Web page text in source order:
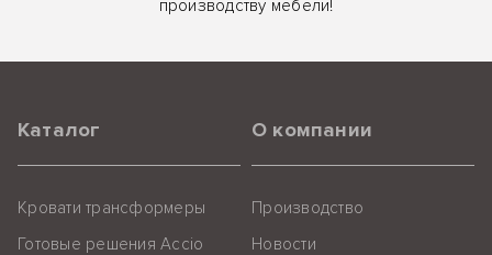
производству мебели!
Каталог
Кровати трансформеры
Готовые решения Accio
О компании
Производство
Новости